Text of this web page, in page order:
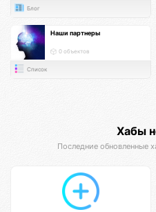
Блог
Наши партнеры
0 объектов
Список
Хабы
Последние обновленные